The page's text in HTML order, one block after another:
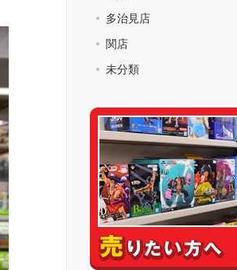
多治見店
関店
未分類